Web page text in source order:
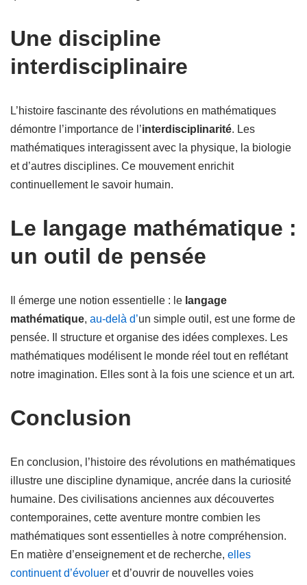
Une discipline
interdisciplinaire
L’histoire fascinante des révolutions en mathématiques
démontre l’importance de l’interdisciplinarité. Les
mathématiques interagissent avec la physique, la biologie
et d’autres disciplines. Ce mouvement enrichit
continuellement le savoir humain.
Le langage mathématique :
un outil de pensée
Il émerge une notion essentielle : le langage
mathématique, au-delà d’un simple outil, est une forme de
pensée. Il structure et organise des idées complexes. Les
mathématiques modélisent le monde réel tout en reflétant
notre imagination. Elles sont à la fois une science et un art.
Conclusion
En conclusion, l’histoire des révolutions en mathématiques
illustre une discipline dynamique, ancrée dans la curiosité
humaine. Des civilisations anciennes aux découvertes
contemporaines, cette aventure montre combien les
mathématiques sont essentielles à notre compréhension.
En matière d’enseignement et de recherche, elles
continuent d’évoluer et d’ouvrir de nouvelles voies